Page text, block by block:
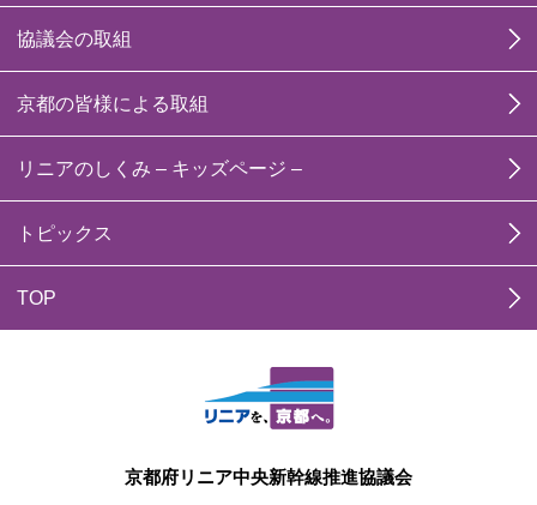
協議会の取組
京都の皆様による取組
リニアのしくみ – キッズページ –
トピックス
TOP
京都府リニア中央新幹線推進協議会